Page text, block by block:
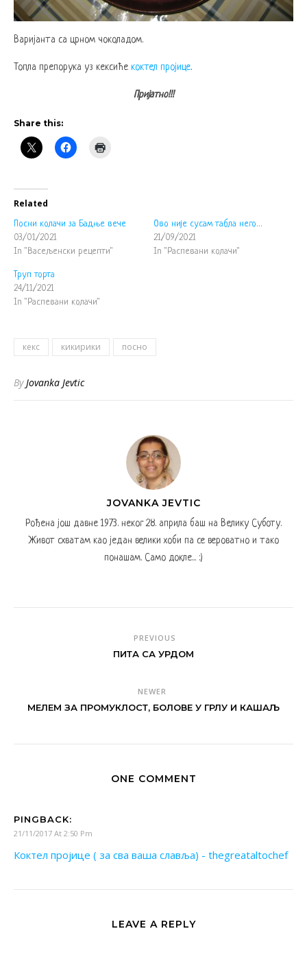
Варијанта са црном чоколадом.
Топла препорука уз кексиће коктел пројице.
Пријатно!!!
Share this:
Related
Посни колачи за Бадње вече
03/01/2021
In "Васељенски рецепти"
Ово није сусам табла него…
21/09/2021
In "Распевани колачи"
Труп торта
24/11/2021
In "Распевани колачи"
кекс кикирики посно
ByJovanka Jevtic
JOVANKA JEVTIC
Рођена још давне 1973. неког 28. априла баш на Велику Суботу.
Живот схватам као један велики хоби па се вероватно и тако
понашам. Само докле... :)
PREVIOUS
ПИТА СА УРДОМ
NEWER
МЕЛЕМ ЗА ПРОМУКЛОСТ, БОЛОВЕ У ГРЛУ И КАШАЉ
ONE COMMENT
PINGBACK:
21/11/2017 At 2:50 Pm
Коктел пројице ( за сва ваша славља) - thegreataltochef
LEAVE A REPLY